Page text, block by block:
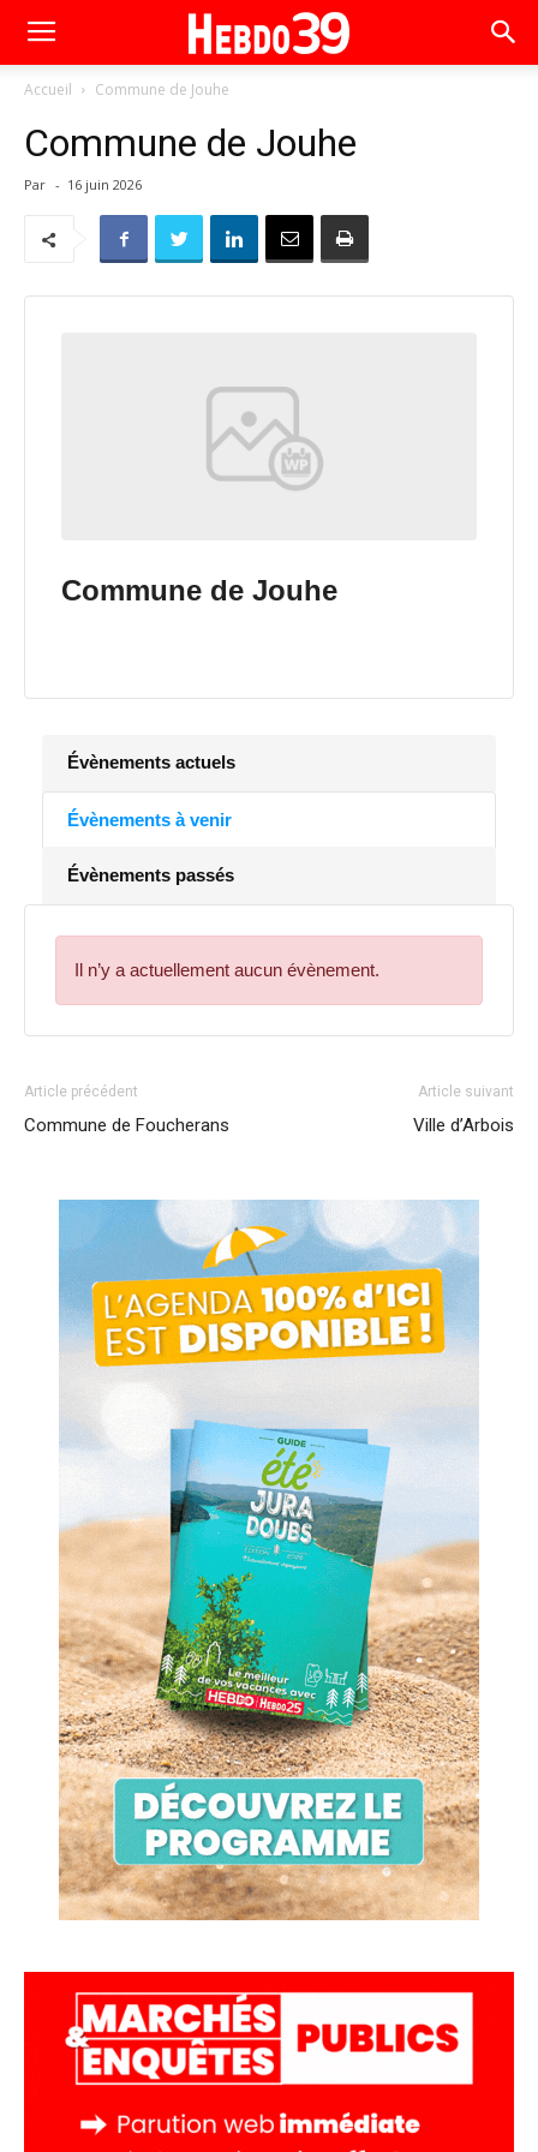
Accueil Commune de Jouhe
Commune de Jouhe
Par - 16 juin 2026
Commune de Jouhe
Évènements actuels
Évènements à venir
Évènements passés
Il n’y a actuellement aucun évènement.
Article précédent
Commune de Foucherans
Article suivant
Ville d’Arbois